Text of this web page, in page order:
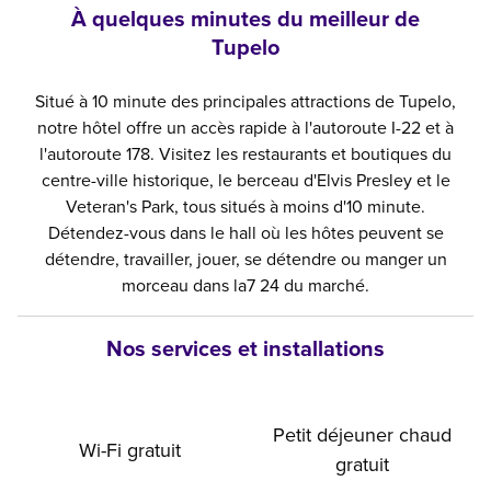
À quelques minutes du meilleur de
Tupelo
Situé à 10 minute des principales attractions de Tupelo,
notre hôtel offre un accès rapide à l'autoroute I-22 et à
l'autoroute 178. Visitez les restaurants et boutiques du
centre-ville historique, le berceau d'Elvis Presley et le
Veteran's Park, tous situés à moins d'10 minute.
Détendez-vous dans le hall où les hôtes peuvent se
détendre, travailler, jouer, se détendre ou manger un
morceau dans la7 24 du marché.
Nos services et installations
Wi-Fi gratuit
Petit déjeuner chaud
gratuit